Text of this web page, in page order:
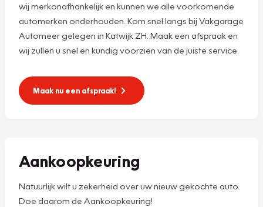
wij merkonafhankelijk en kunnen we alle voorkomende
automerken onderhouden. Kom snel langs bij Vakgarage
Automeer gelegen in Katwijk ZH. Maak een afspraak en
wij zullen u snel en kundig voorzien van de juiste service.
Maak nu een afspraak!
Aankoopkeuring
Natuurlijk wilt u zekerheid over uw nieuw gekochte auto.
Doe daarom de Aankoopkeuring!